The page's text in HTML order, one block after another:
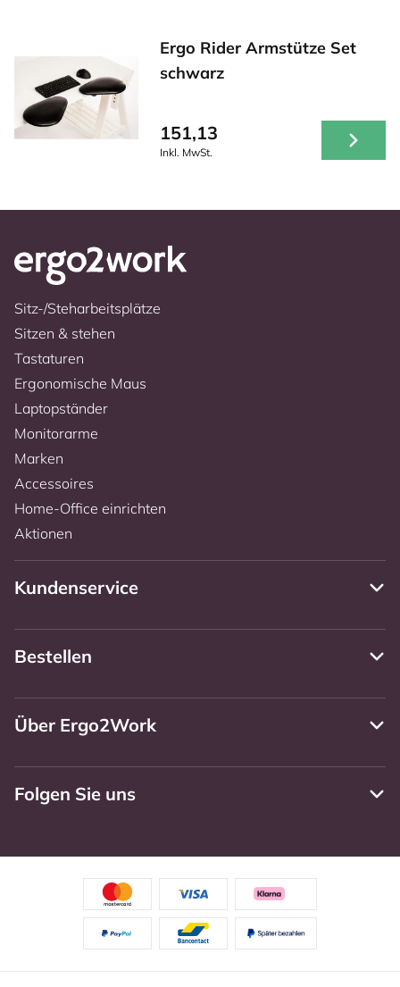
Ergo Rider Armstütze Set
schwarz
151,13
Inkl. MwSt.
Sitz-/Steharbeitsplätze
Sitzen & stehen
Tastaturen
Ergonomische Maus
Laptopständer
Monitorarme
Marken
Accessoires
Home-Office einrichten
Aktionen
Kundenservice
Bestellen
Über Ergo2Work
Folgen Sie uns